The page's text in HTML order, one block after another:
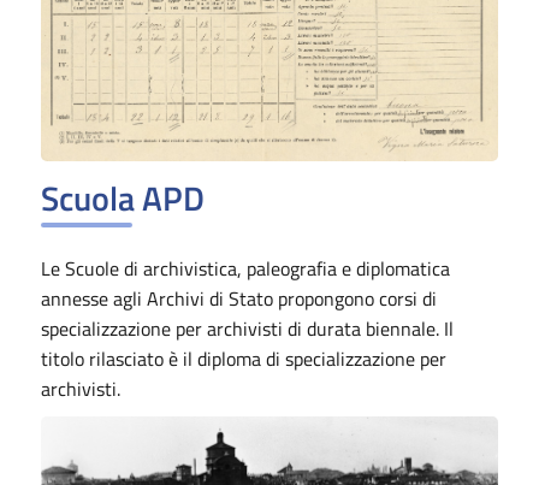
Scuola APD
Le Scuole di archivistica, paleografia e diplomatica
annesse agli Archivi di Stato propongono corsi di
specializzazione per archivisti di durata biennale. Il
titolo rilasciato è il diploma di specializzazione per
archivisti.